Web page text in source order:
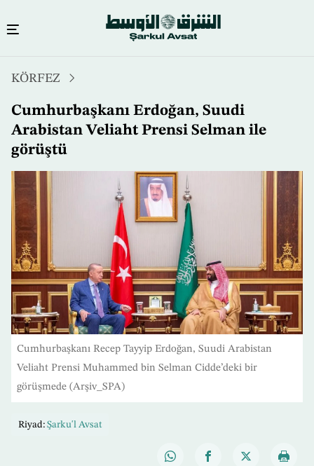
içeriğe
atla
KÖRFEZ
Cumhurbaşkanı Erdoğan, Suudi
Arabistan Veliaht Prensi Selman ile
görüştü
Cumhurbaşkanı Recep Tayyip Erdoğan, Suudi Arabistan
Veliaht Prensi Muhammed bin Selman Cidde’deki bir
görüşmede (Arşiv_SPA)
Riyad: Şarku'l Avsat